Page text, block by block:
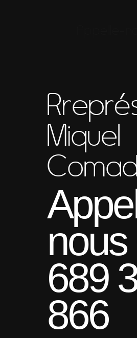
Miquel
689
866